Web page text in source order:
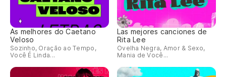
As melhores do Caetano
Veloso
Sozinho, Oração ao Tempo,
Você É Linda...
Las mejores canciones de
Rita Lee
Ovelha Negra, Amor & Sexo,
Mania de Você...